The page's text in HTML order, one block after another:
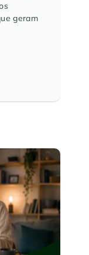
geram